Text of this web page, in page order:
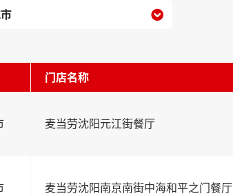

门店名称
麦当劳沈阳元江街餐厅
麦当劳沈阳南京南街中海和平之门餐厅